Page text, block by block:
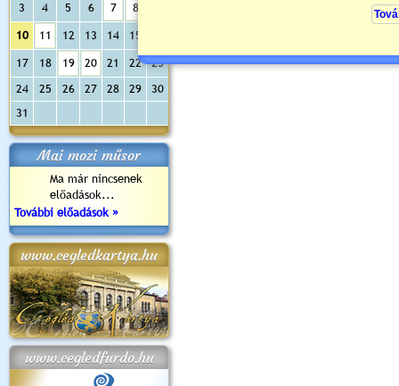
3
4 5 6 7 8
10 11 12 13 14 15
17 18 19 20 21 22
23
24
25 26 27 28 29
30
31
Mai mozi műsor
Ma már nincsenek
előadások...
További előadások »
www.cegledkartya.hu
www.cegledfurdo.hu